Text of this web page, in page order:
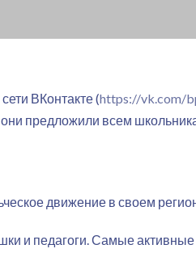
ВКонтакте (https://vk.com/
предложили всем
движение в своем
и педагоги. Самые активные